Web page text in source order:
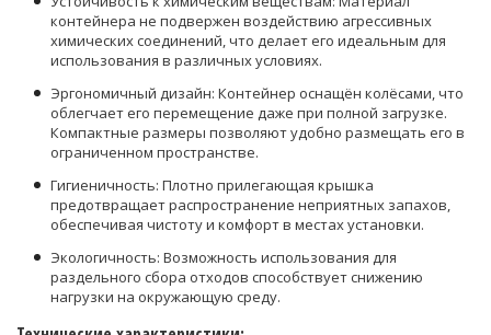
контейнера не подвержен воздействию агрессивных
химических соединений, что делает его идеальным для
использования в различных условиях.
Эргономичный дизайн: Контейнер оснащён колёсами, что
облегчает его перемещение даже при полной загрузке.
Компактные размеры позволяют удобно размещать его в
ограниченном пространстве.
Гигиеничность: Плотно прилегающая крышка
предотвращает распространение неприятных запахов,
обеспечивая чистоту и комфорт в местах установки.
Экологичность: Возможность использования для
раздельного сбора отходов способствует снижению
нагрузки на окружающую среду.